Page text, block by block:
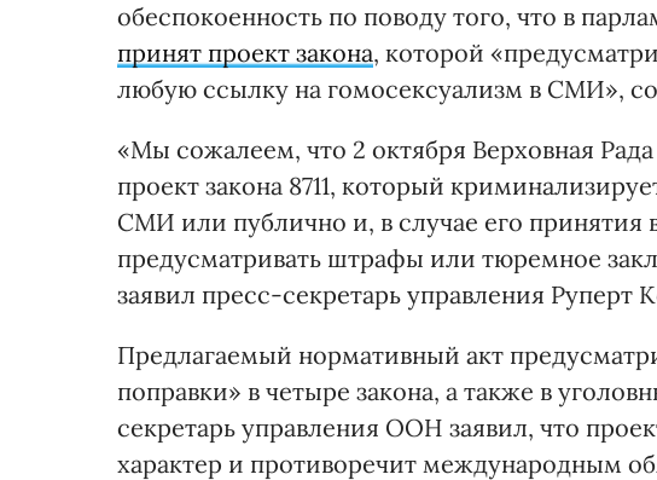
обеспокоенность по поводу того, что в
принят проект закона, которой
любую ссылку на гомосексуализм в СМИ»,
«Мы сожалеем, что 2 октября Верховная
проект закона 8711, который
СМИ или публично и, в случае его принятия
предусматривать штрафы или тюремное
заявил пресс-секретарь управления
Предлагаемый нормативный акт
поправки» в четыре закона, а также в
секретарь управления ООН заявил, что
характер и противоречит международным